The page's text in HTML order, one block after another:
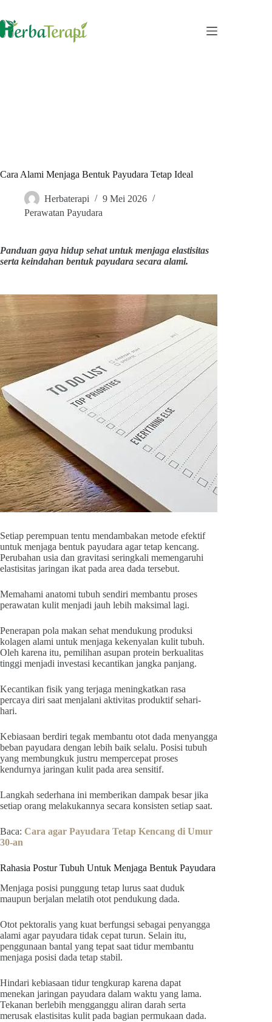
content
Cara Alami Menjaga Bentuk Payudara Tetap Ideal
Herbaterapi
9 Mei 2026
Perawatan Payudara
Panduan gaya hidup sehat untuk menjaga elastisitas
serta keindahan bentuk payudara secara alami.
Setiap perempuan tentu mendambakan metode efektif
untuk menjaga bentuk payudara agar tetap kencang.
Perubahan usia dan gravitasi seringkali memengaruhi
elastisitas jaringan ikat pada area dada tersebut.
Memahami anatomi tubuh sendiri membantu proses
perawatan kulit menjadi jauh lebih maksimal lagi.
Penerapan pola makan sehat mendukung produksi
kolagen alami untuk menjaga kekenyalan kulit tubuh.
Oleh karena itu, pemilihan asupan protein berkualitas
tinggi menjadi investasi kecantikan jangka panjang.
Kecantikan fisik yang terjaga meningkatkan rasa
percaya diri saat menjalani aktivitas produktif sehari-
hari.
Kebiasaan berdiri tegak membantu otot dada menyangga
beban payudara dengan lebih baik selalu. Posisi tubuh
yang membungkuk justru mempercepat proses
kendurnya jaringan kulit pada area sensitif.
Langkah sederhana ini memberikan dampak besar jika
setiap orang melakukannya secara konsisten setiap saat.
Baca: Cara agar Payudara Tetap Kencang di Umur
30-an
Rahasia Postur Tubuh Untuk Menjaga Bentuk Payudara
Menjaga posisi punggung tetap lurus saat duduk
maupun berjalan melatih otot pendukung dada.
Otot pektoralis yang kuat berfungsi sebagai penyangga
alami agar payudara tidak cepat turun. Selain itu,
penggunaan bantal yang tepat saat tidur membantu
menjaga posisi dada tetap stabil.
Hindari kebiasaan tidur tengkurap karena dapat
menekan jaringan payudara dalam waktu yang lama.
Tekanan berlebih mengganggu aliran darah serta
merusak elastisitas kulit pada bagian permukaan dada.